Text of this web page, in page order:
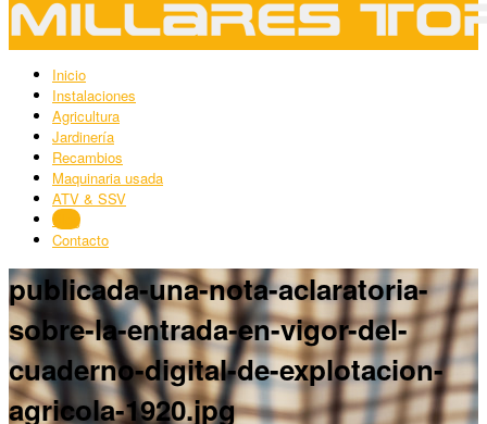
Inicio
Instalaciones
Agricultura
Jardinería
Recambios
Maquinaria usada
ATV & SSV
Blog
Contacto
publicada-una-nota-aclaratoria-
sobre-la-entrada-en-vigor-del-
cuaderno-digital-de-explotacion-
agricola-1920.jpg